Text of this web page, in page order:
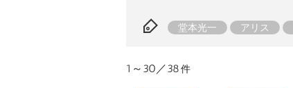
堂本光一 アリス
1～30／38件